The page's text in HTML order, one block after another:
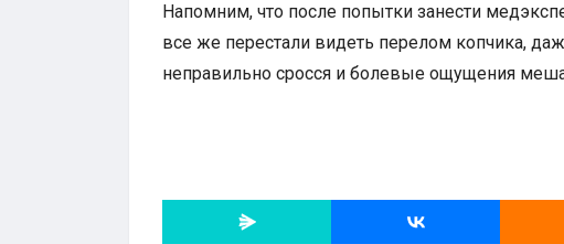
Напомним, что после попытки занести
все же перестали видеть перелом копчика,
неправильно сросся и болевые ощущения